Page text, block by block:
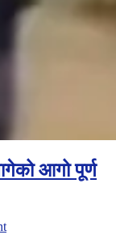
आगो पूर्ण
on